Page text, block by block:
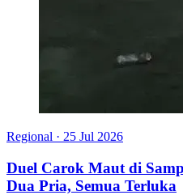
Regional · 25 Jul 2026
Duel Carok Maut di
Dua Pria, Semua Terluka